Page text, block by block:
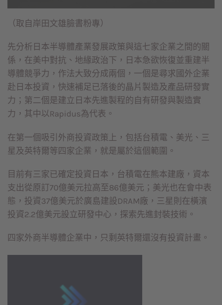
（取自岸田文雄臉書粉專）
先分析日本半導體產業發展政策與這七家企業之間的關
係，在美中對抗、地緣政治下，日本急欲恢復並重建半
導體競爭力，作法大致分成兩個，一個是尋求國外企業
赴日本投資，快速補足已落後的晶片製造及產品研發實
力；第二個是建立日本先進製程的自有研發與製造實
力，其中以Rapidus為代表。
在第一個吸引外商投資政策上，包括台積電、美光、三
星及英特爾等四家企業，就是屬於這個範圍。
目前有三家已確定投資日本，台積電在熊本建廠，資本
支出從原訂70億美元拉高至86億美元；美光也在會中表
態，投資37億美元於廣島建設DRAM廠，三星則在橫濱
投資2.2億美元設立研發中心，探索先進封裝技術。
四家外商半導體企業中，只剩英特爾還沒有投資計畫。